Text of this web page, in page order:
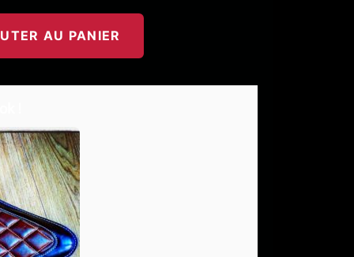
AU PANIER